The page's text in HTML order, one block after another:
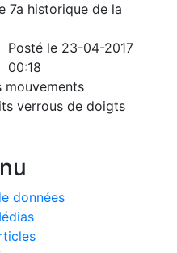
7a historique de la
Posté le 23-04-2017
00:18
mouvements
verrous de doigts
données